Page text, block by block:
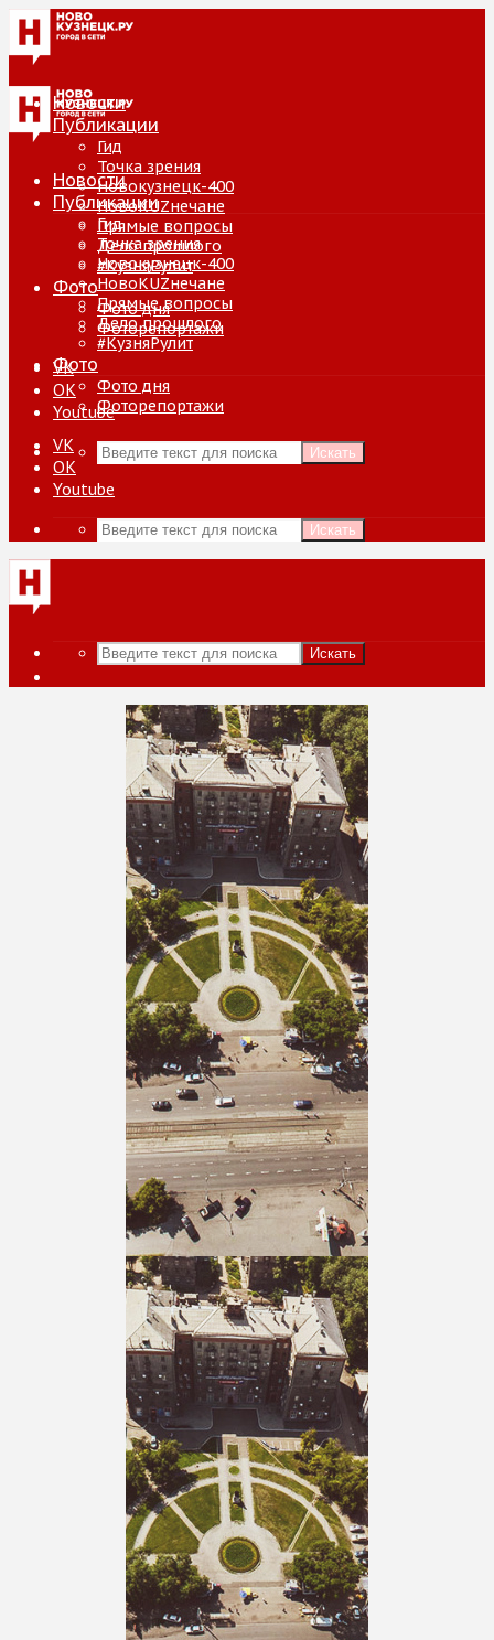
Новости
Публикации
Гид
Точка зрения
Новокузнецк-400
НовоKUZнечане
Прямые вопросы
Дело прошлого
#КузняРулит
Фото
Фото дня
Фоторепортажи
VK
ОК
Youtube
Искать
Новости
Публикации
Гид
Точка зрения
Новокузнецк-400
НовоKUZнечане
Прямые вопросы
Дело прошлого
#КузняРулит
Фото
Фото дня
Фоторепортажи
VK
ОК
Youtube
Искать
Искать